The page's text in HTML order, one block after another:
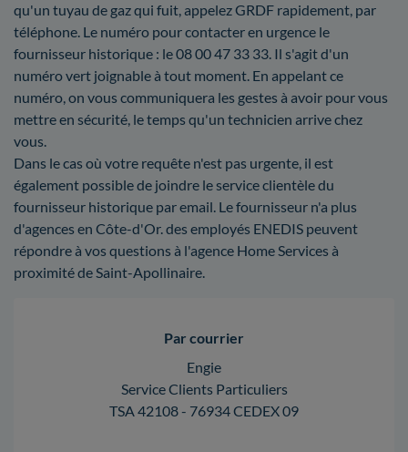
qu'un tuyau de gaz qui fuit, appelez GRDF rapidement, par
téléphone. Le numéro pour contacter en urgence le
fournisseur historique : le 08 00 47 33 33. Il s'agit d'un
numéro vert joignable à tout moment. En appelant ce
numéro, on vous communiquera les gestes à avoir pour vous
mettre en sécurité, le temps qu'un technicien arrive chez
vous.
Dans le cas où votre requête n'est pas urgente, il est
également possible de joindre le service clientèle du
fournisseur historique par email. Le fournisseur n'a plus
d'agences en Côte-d'Or. des employés ENEDIS peuvent
répondre à vos questions à l'agence Home Services à
proximité de Saint-Apollinaire.
Par courrier
Engie
Service Clients Particuliers
TSA 42108 - 76934 CEDEX 09